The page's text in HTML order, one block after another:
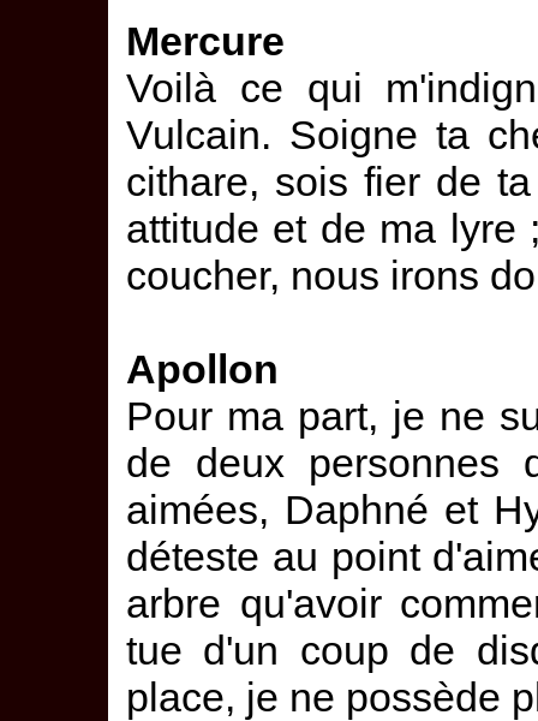
Mercure
Voilà ce qui
Vulcain. Soigne ta
cithare, sois fier de
attitude et de ma lyre
coucher, nous irons
Apollon
Pour ma part, je ne
de deux personnes
aimées, Daphné et
déteste au point
arbre qu'avoir
tue d'un coup de
place, je ne possède